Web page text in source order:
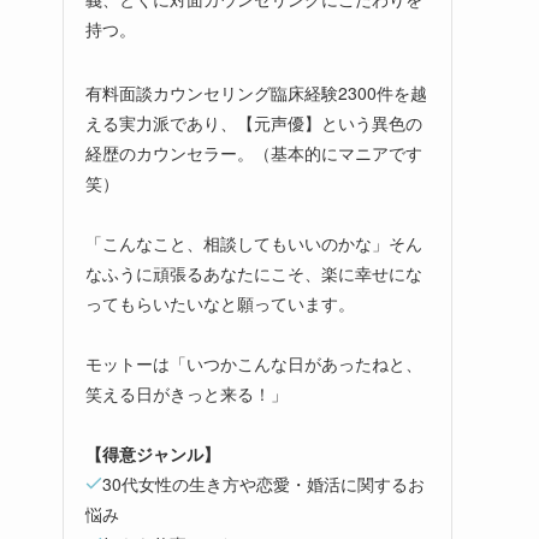
持つ。
有料面談カウンセリング臨床経験2300件を越
える実力派であり、【元声優】という異色の
経歴のカウンセラー。（基本的にマニアです
笑）
「こんなこと、相談してもいいのかな」そん
なふうに頑張るあなたにこそ、楽に幸せにな
ってもらいたいなと願っています。
モットーは「いつかこんな日があったねと、
笑える日がきっと来る！」
【得意ジャンル】
30代女性の生き方や恋愛・婚活に関するお
悩み